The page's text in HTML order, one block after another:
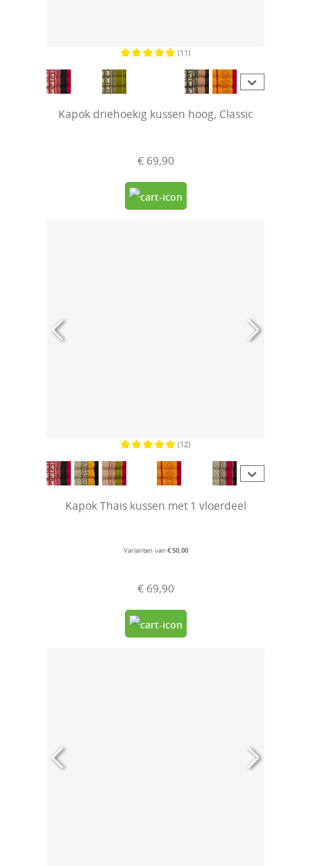
(11)
Kapok driehoekig kussen hoog, Classic
€ 69,90
(12)
Kapok Thais kussen met 1 vloerdeel
Varianten van€ 50,00
€ 69,90